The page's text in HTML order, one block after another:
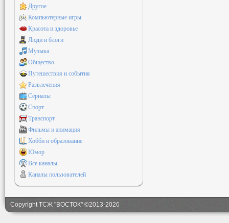
Другое
Компьютерные игры
Красота и здоровье
Люди и блоги
Музыка
Общество
Путешествия и события
Развлечения
Сериалы
Спорт
Транспорт
Фильмы и анимация
Хобби и образование
Юмор
Все каналы
Каналы пользователей
Copyright ТСЖ "ВОСТОК" ©2013-2026